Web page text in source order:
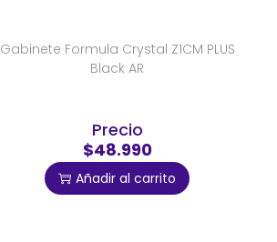
Gabinete Formula Crystal Z1CM PLUS
Black AR
Precio
$48.990
Añadir al carrito